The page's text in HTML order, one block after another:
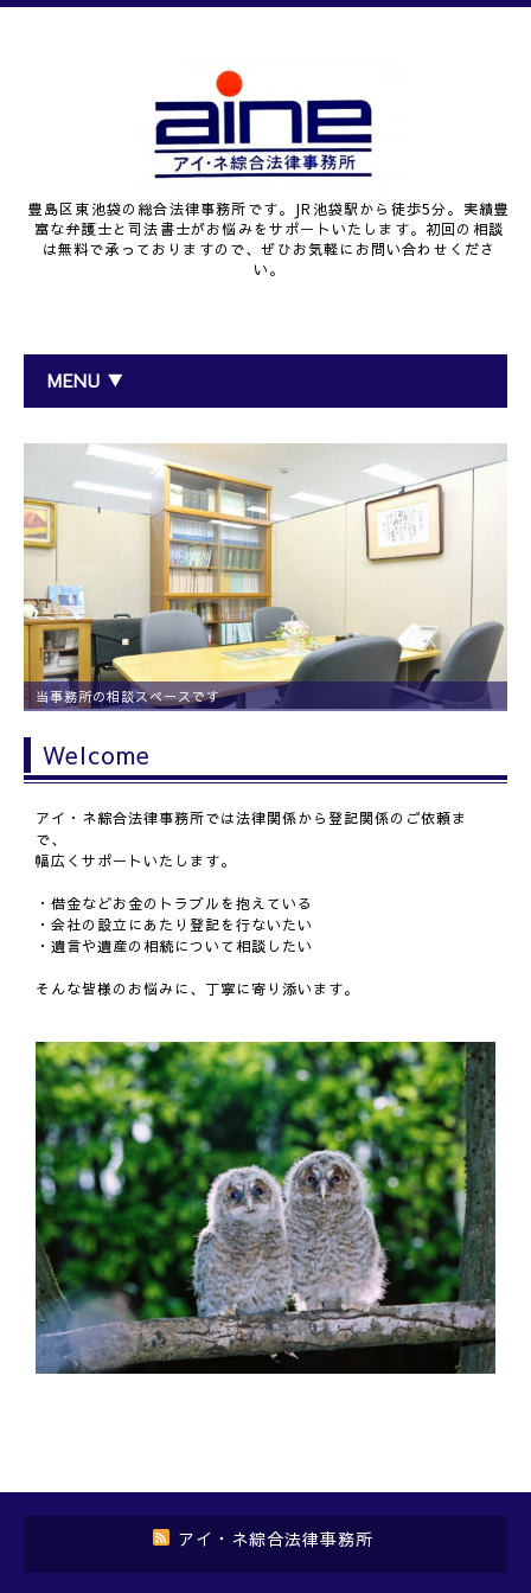
豊島区東池袋の総合法律事務所です。JR池袋駅から徒歩5分。実績豊
富な弁護士と司法書士がお悩みをサポートいたします。初回の相談
は無料で承っておりますので、ぜひお気軽にお問い合わせくださ
い。
MENU ▼
当事務所の相談スペースです
当事務所向かいのビルです
Welcome
アイ・ネ綜合法律事務所では法律関係から登記関係のご依頼ま
で、
幅広くサポートいたします。
・借金などお金のトラブルを抱えている
・会社の設立にあたり登記を行ないたい
・遺言や遺産の相続について相談したい
そんな皆様のお悩みに、丁寧に寄り添います。
アイ・ネ綜合法律事務所